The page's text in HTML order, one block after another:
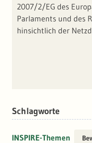
2007/2/EG des
Parlaments und des
hinsichtlich der
Schlagworte
INSPIRE-Themen